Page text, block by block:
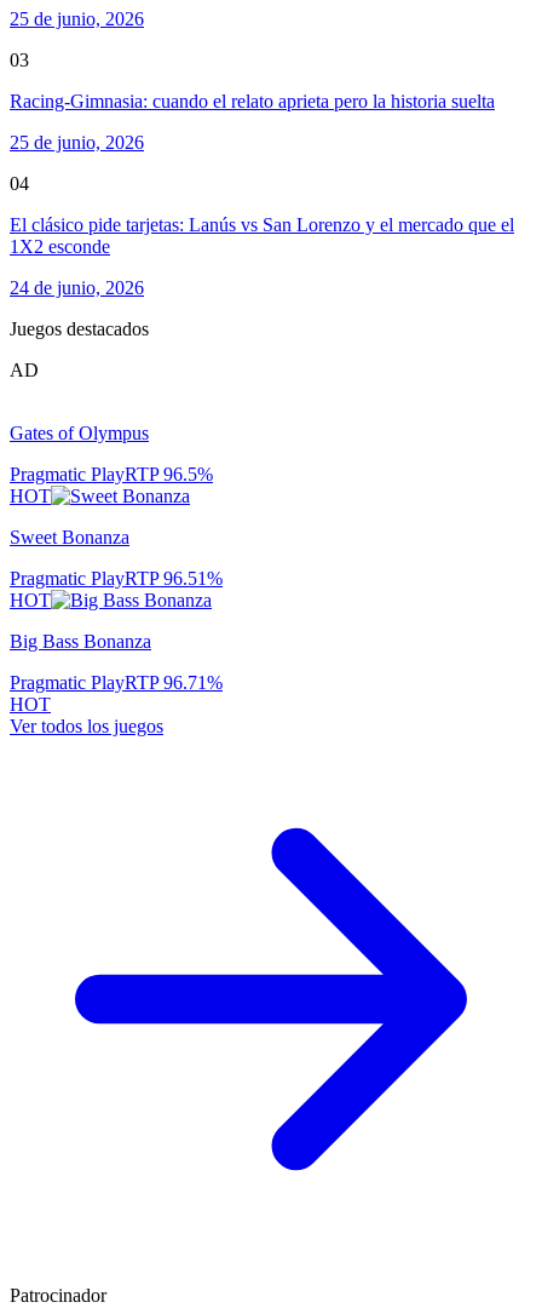
25 de junio, 2026
03
Racing-Gimnasia: cuando el relato aprieta pero la historia suelta
25 de junio, 2026
04
El clásico pide tarjetas: Lanús vs San Lorenzo y el mercado que el
1X2 esconde
24 de junio, 2026
Juegos destacados
AD
Gates of Olympus
Pragmatic PlayRTP96.5%
HOT
Sweet Bonanza
Pragmatic PlayRTP96.51%
HOT
Big Bass Bonanza
Pragmatic PlayRTP96.71%
HOT
Ver todos los juegos
Patrocinador